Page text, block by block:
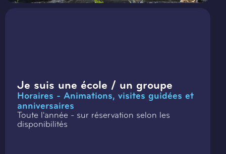
Je suis une école / un groupe
Horaires - Animations, visites guidées et
anniversaires
Toute l'année - sur réservation selon les
disponibilités